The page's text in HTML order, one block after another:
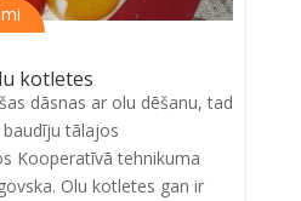
kotletes
dāsnas ar olu dēšanu, tad
tālajos
Kooperatīvā tehnikuma
Olu kotletes gan ir